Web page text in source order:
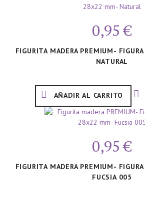
0,95 €
FIGURITA MADERA PREMIUM-
NATURAL
AÑADIR AL CARRITO
0,95 €
FIGURITA MADERA PREMIUM-
FUCSIA 005